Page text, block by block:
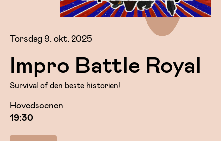
Torsdag 9. okt. 2025
Impro Battle Royal
Survival of den beste historien!
Hovedscenen
19:30